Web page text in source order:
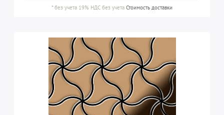
*без учета 19% НДС без учета Стоимость доставки